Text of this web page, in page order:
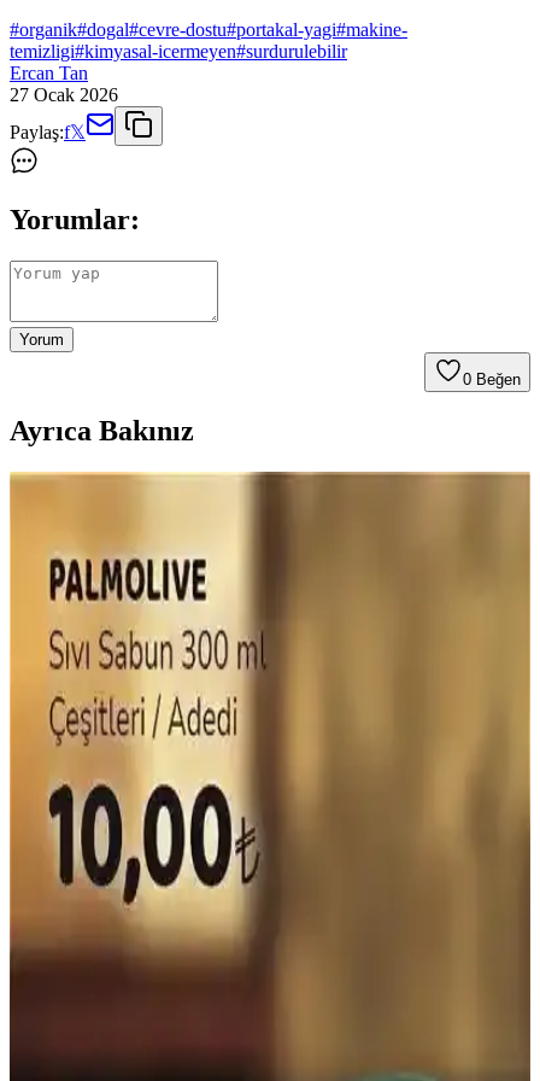
#organik#dogal#cevre-dostu#portakal-yagi#makine-
temizligi#kimyasal-icermeyen#surdurulebilir
Ercan Tan
27 Ocak 2026
Paylaş:f𝕏
Yorumlar:
Yorum
0 Beğen
Ayrıca Bakınız
Sağlıklı çikolata seçiminde içerik, kakao oranı ve organik sertifika
önemli. Bu rehberde, sağlıklı çikolata özellikleri ve dikkat edilmesi
gerekenler detaylandırılıyor.
Otat Tereyağı Nedir, Özellikleri, Kullanım Alanları
ve Tüketici Yorumları
Otat tereyağı, doğal içerikleri ve yoğun aromasıyla öne çıkan
bu ürün, kahvaltı ve yemeklerde kullanılır, tüketici yorumları ise
memnuniyet ve fiyat endişelerini yansıtır.
Natürel Kakao Tozu: Sağlıklı ve Katkısız Kakao
Aromasıyla Lezzetli Tarifler
Natürel kakao tozu, katkısız ve doğal yapısıyla sağlıklı yaşamı
destekler, çeşitli tariflerde kullanılabilir, antioksidan içeriğiyle sağlığa